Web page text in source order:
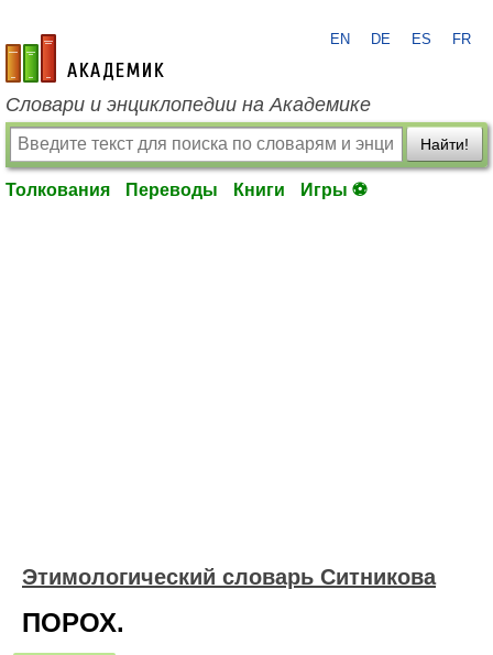
academic.ru
EN DE ES FR
Словари и энциклопедии на Академике
Найти!
Толкования Переводы Книги Игры ⚽
Этимологический словарь Ситникова
ПОРОХ.